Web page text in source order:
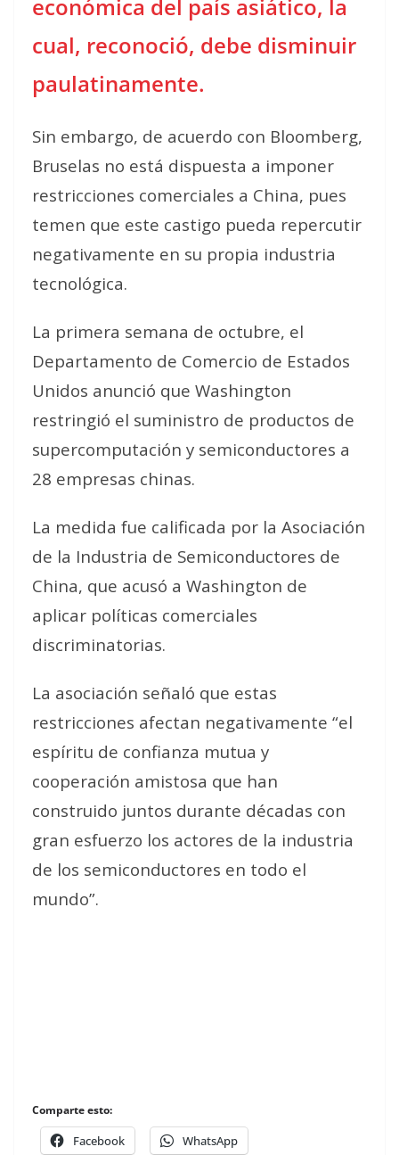
económica del país asiático, la
cual, reconoció, debe disminuir
paulatinamente.
Sin embargo, de acuerdo con Bloomberg,
Bruselas no está dispuesta a imponer
restricciones comerciales a China, pues
temen que este castigo pueda repercutir
negativamente en su propia industria
tecnológica.
La primera semana de octubre, el
Departamento de Comercio de Estados
Unidos anunció que Washington
restringió el suministro de productos de
supercomputación y semiconductores a
28 empresas chinas.
La medida fue calificada por la Asociación
de la Industria de Semiconductores de
China, que acusó a Washington de
aplicar políticas comerciales
discriminatorias.
La asociación señaló que estas
restricciones afectan negativamente “el
espíritu de confianza mutua y
cooperación amistosa que han
construido juntos durante décadas con
gran esfuerzo los actores de la industria
de los semiconductores en todo el
mundo”.
Comparte esto:
Facebook WhatsApp